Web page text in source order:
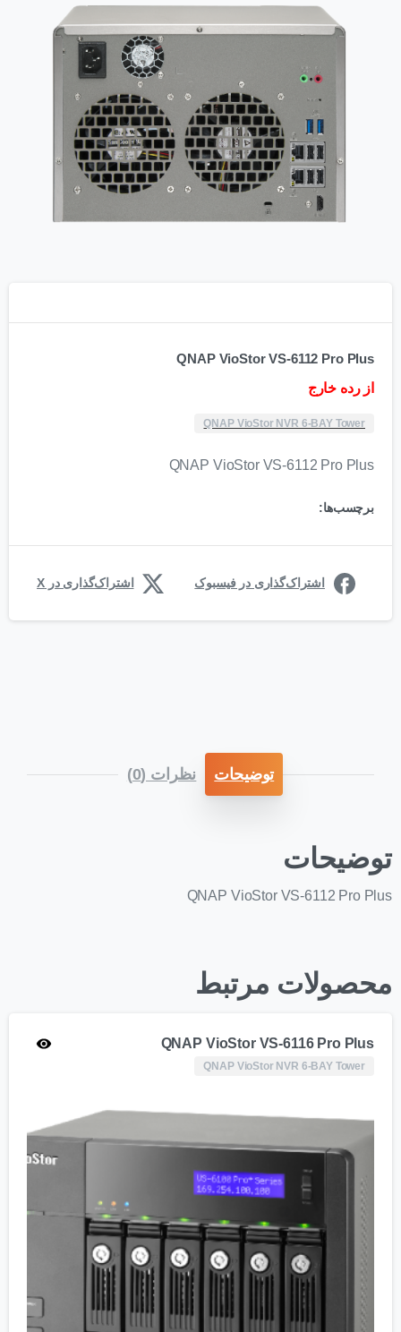
QNAP VioStor VS-6112 Pro Plus
از رده خارج
QNAP VioStor NVR 6-BAY Tower
QNAP VioStor VS-6112 Pro Plus
برچسب‌ها:
اشتراک‌گذاری در فیسبوک اشتراک‌گذاری در X
توضیحات نظرات (0)
توضیحات
QNAP VioStor VS-6112 Pro Plus
محصولات مرتبط
QNAP VioStor VS-6116 Pro Plus
QNAP VioStor NVR 6-BAY Tower